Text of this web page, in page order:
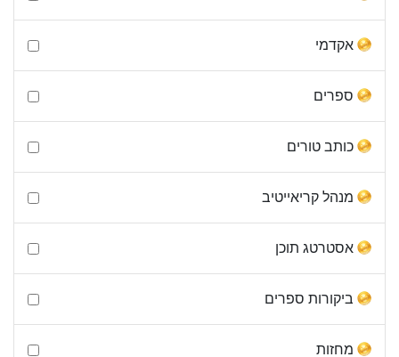
אקדמי
ספרים
כותב טורים
מנהל קריאייטיב
אסטרטג תוכן
ביקורות ספרים
מחזות